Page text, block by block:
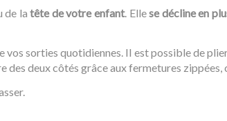
de latête de votre enfant. Ellese décline en
sorties quotidiennes. Il est possible de
des deux côtés grâce aux fermetures